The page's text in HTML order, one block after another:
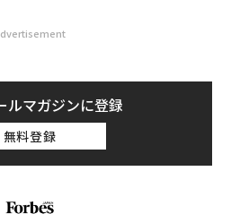
ルマガジンに登録
無料登録